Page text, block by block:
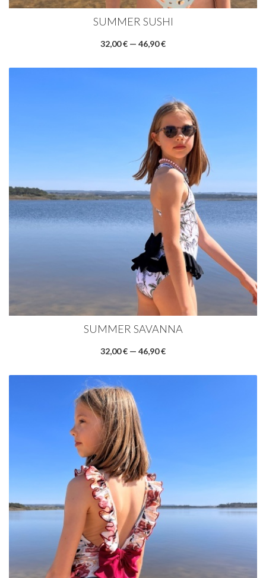
SUMMER SUSHI
32,00 € — 46,90 €
SUMMER SAVANNA
32,00 € — 46,90 €